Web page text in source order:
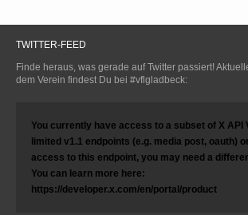
TWITTER-FEED
Finde heraus, was gerade auf Twitter passiert!
dem Verein findest Du bei #vflgladbeck:
You currently have access to a subset of X API
limited v1.1 endpoints (e.g. media post, oauth)
access to this endpoint, you may need a
You can learn more here:
https://developer.x.com/en/portal/product